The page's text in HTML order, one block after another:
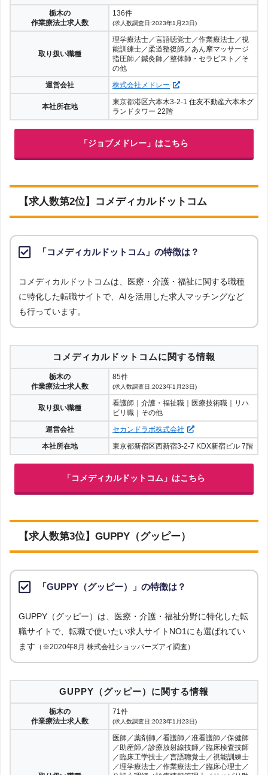
栃木の
作業療法士求人数
136件
(求人数調査日:2023年1月23日)
取り扱い職種
理学療法士／言語聴覚士／作業療法士／視
能訓練士／柔道整復師／あん摩マッサージ
指圧師／鍼灸師／整体師・セラピスト／そ
の他
運営会社
株式会社メドレー
本社所在地
東京都港区六本木3-2-1 住友不動産六本木グ
ランドタワー 22階
「ジョブメドレー」はこちら
【求人数第2位】コメディカルドットコム
「コメディカルドットコム」の特徴は？
コメディカルドットコムは、医療・介護・福祉に関する職種
に特化した転職サイトで、AIを活用した求人マッチングなど
も行っています。
コメディカルドットコムに関する情報
栃木の
作業療法士求人数
85件
(求人数調査日:2023年1月23日)
取り扱い職種
看護師｜介護・福祉職｜医療技術職｜リハ
ビリ職｜その他
運営会社
セカンドラボ株式会社
本社所在地
東京都新宿区西新宿3-2-7 KDX新宿ビル 7階
「コメディカルドットコム」はこちら
【求人数第3位】GUPPY（グッピー）
「GUPPY（グッピー）」の特徴は？
GUPPY（グッピー）は、医療・介護・福祉分野に特化した転
職サイトで、転職で使いたい求人サイトNO1にも選ばれてい
ます （※2020年8月 株式会社ショッパーズアイ調査）
GUPPY（グッピー）に関する情報
栃木の
作業療法士求人数
71件
(求人数調査日:2023年1月23日)
医師／薬剤師／看護師／准看護師／保健師
／助産師／診療放射線技師／臨床検査技師
／臨床工学技士／言語聴覚士／視能訓練士
／理学療法士／作業療法士／臨床心理士／